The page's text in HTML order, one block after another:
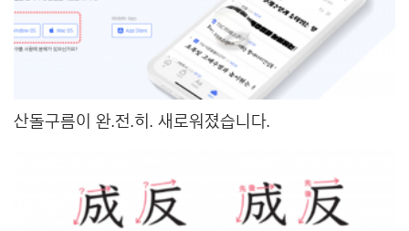
산돌구름이 완.전.히. 새로워졌습니다.